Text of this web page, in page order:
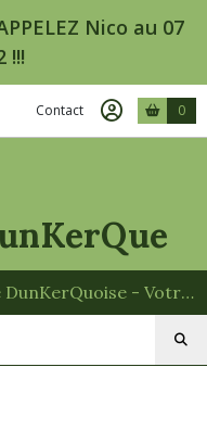
Nico au 07
!!!
Contact 0
Votre CaVe à BièRes et BouTiQue DunKerQuoise - Votre Spécialiste des Paniers Garnis